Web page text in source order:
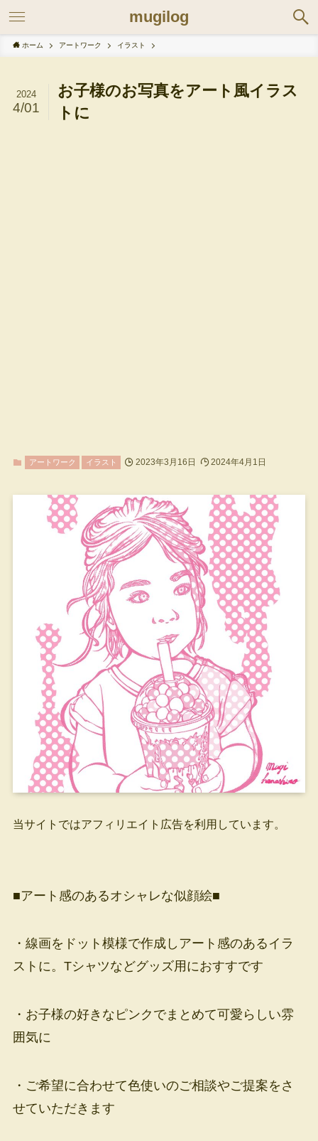
mugilog
ホーム アートワーク イラスト
お子様のお写真をアート風イラス
トに
2024
4/01
アートワーク イラスト 2023年3月16日 2024年4月1日
当サイトではアフィリエイト広告を利用しています。
■アート感のあるオシャレな似顔絵■
・線画をドット模様で作成しアート感のあるイラ
ストに。Tシャツなどグッズ用におすすです
・お子様の好きなピンクでまとめて可愛らしい雰
囲気に
・ご希望に合わせて色使いのご相談やご提案をさ
せていただきます